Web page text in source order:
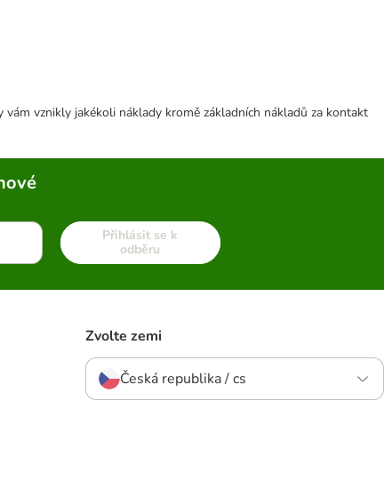
vznikly jakékoli náklady kromě základních nákladů za kontakt
Přihlásit se k
odběru
Zvolte zemi
Česká republika / cs